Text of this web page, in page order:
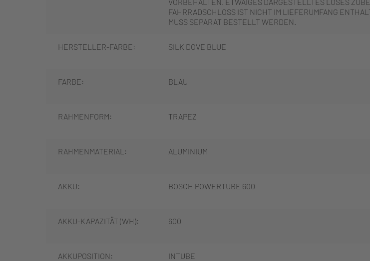
FAHRRADSCHLOSS IST NICHT IM LIEFERUMFANG
MUSS SEPARAT BESTELLT WERDEN.
HERSTELLER-FARBE: SILK DOVE BLUE
FARBE: BLAU
RAHMENFORM: TRAPEZ
RAHMENMATERIAL: ALUMINIUM
AKKU: BOSCH POWERTUBE 600
AKKU-KAPAZITÄT (WH): 600
AKKUPOSITION: INTUBE